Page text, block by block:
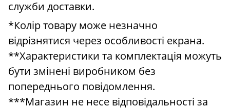
служби доставки.
*Колір товару може незначно
відрізнятися через особливості екрана.
**Характеристики та комплектація можуть
бути змінені виробником без
попереднього повідомлення.
***Магазин не несе відповідальності за